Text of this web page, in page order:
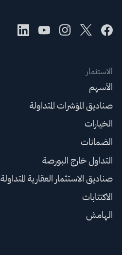
الاستثمار
الأسهم
صناديق المؤشرات المتداولة
الخيارات
الضمانات
التداول خارج البورصة
صناديق الاستثمار العقارية المتداولة
الاكتتابات
الهامش